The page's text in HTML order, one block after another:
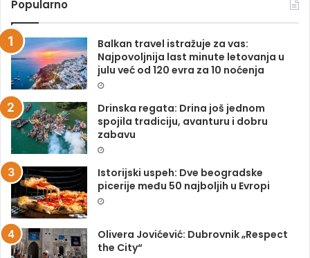
Popularno
Balkan travel istražuje za vas:
Najpovoljnija last minute letovanja u
julu već od 120 evra za 10 noćenja
Drinska regata: Drina još jednom
spojila tradiciju, avanturu i dobru
zabavu
Istorijski uspeh: Dve beogradske
picerije među 50 najboljih u Evropi
Olivera Jovićević: Dubrovnik „Respect
the City“